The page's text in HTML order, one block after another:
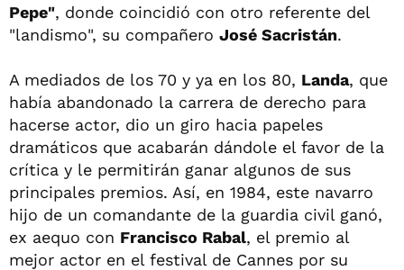
Pepe", donde coincidió con otro referente del
"landismo", su compañero José Sacristán.
A mediados de los 70 y ya en los 80, Landa, que
había abandonado la carrera de derecho para
hacerse actor, dio un giro hacia papeles
dramáticos que acabarán dándole el favor de la
crítica y le permitirán ganar algunos de sus
principales premios. Así, en 1984, este navarro
hijo de un comandante de la guardia civil ganó,
ex aequo con Francisco Rabal, el premio al
mejor actor en el festival de Cannes por su